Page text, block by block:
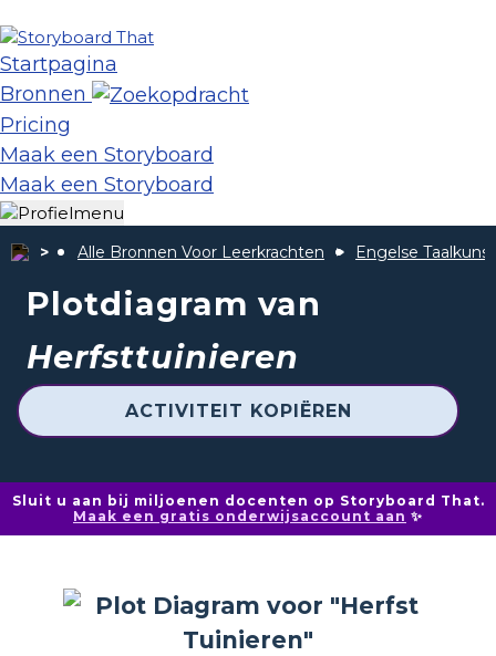
Startpagina
Bronnen
Pricing
Maak een Storyboard
Maak een Storyboard
Alle Bronnen Voor Leerkrachten Engelse Taalkunst
Plotdiagram van
Herfsttuinieren
ACTIVITEIT KOPIËREN
Sluit u aan bij miljoenen docenten op Storyboard That.
Maak een gratis onderwijsaccount aan ✨